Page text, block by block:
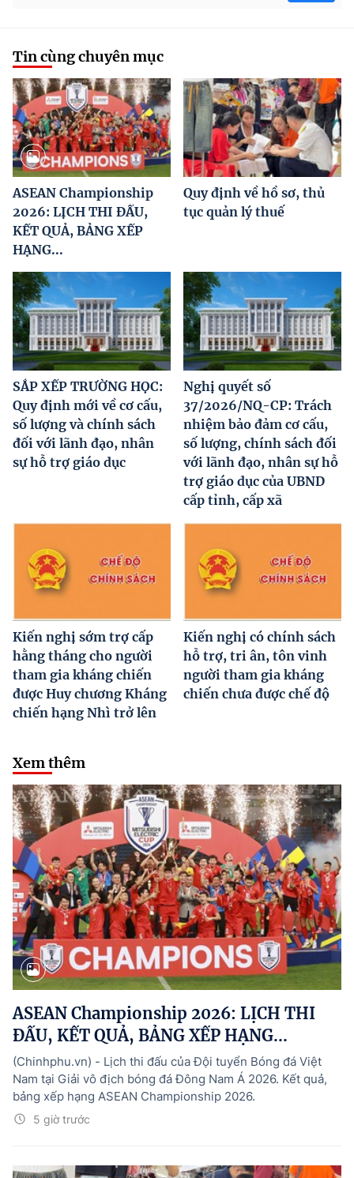
Tin cùng chuyên mục
ASEAN Championship
2026: LỊCH THI ĐẤU,
KẾT QUẢ, BẢNG XẾP
HẠNG...
Quy định về hồ sơ, thủ
tục quản lý thuế
SẮP XẾP TRƯỜNG HỌC:
Quy định mới về cơ cấu,
số lượng và chính sách
đối với lãnh đạo, nhân
sự hỗ trợ giáo dục
Nghị quyết số
37/2026/NQ-CP: Trách
nhiệm bảo đảm cơ cấu,
số lượng, chính sách đối
với lãnh đạo, nhân sự hỗ
trợ giáo dục của UBND
cấp tỉnh, cấp xã
Kiến nghị sớm trợ cấp
hằng tháng cho người
tham gia kháng chiến
được Huy chương Kháng
chiến hạng Nhì trở lên
Kiến nghị có chính sách
hỗ trợ, tri ân, tôn vinh
người tham gia kháng
chiến chưa được chế độ
Xem thêm
ASEAN Championship 2026: LỊCH THI
ĐẤU, KẾT QUẢ, BẢNG XẾP HẠNG...
5 giờ trước
(Chinhphu.vn) - Lịch thi đấu của Đội tuyển Bóng đá Việt
Nam tại Giải vô địch bóng đá Đông Nam Á 2026. Kết quả,
bảng xếp hạng ASEAN Championship 2026.